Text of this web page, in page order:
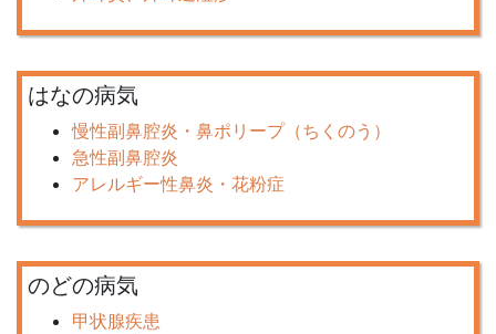
はなの病気
慢性副鼻腔炎・鼻ポリープ（ちくのう）
急性副鼻腔炎
アレルギー性鼻炎・花粉症
のどの病気
甲状腺疾患